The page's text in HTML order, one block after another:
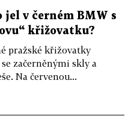
jel v černém BMW s
křižovatku?
pražské křižovatky
začerněnými skly a
Na červenou...